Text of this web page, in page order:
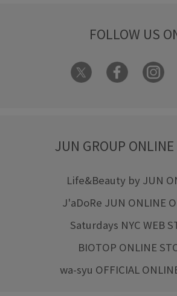
FOLLOW US
JUN GROUP ONLINE
Life&Beauty by JUN
J'aDoRe JUN ONLINE
Saturdays NYC WEB
BIOTOP ONLINE
wa-syu OFFICIAL